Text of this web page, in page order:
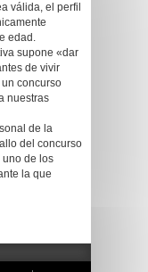
válida, el perfil
edad.
supone «dar
de vivir
concurso
nuestras
de la
del concurso
de los
la que